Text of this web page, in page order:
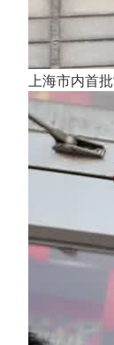
上海市内首